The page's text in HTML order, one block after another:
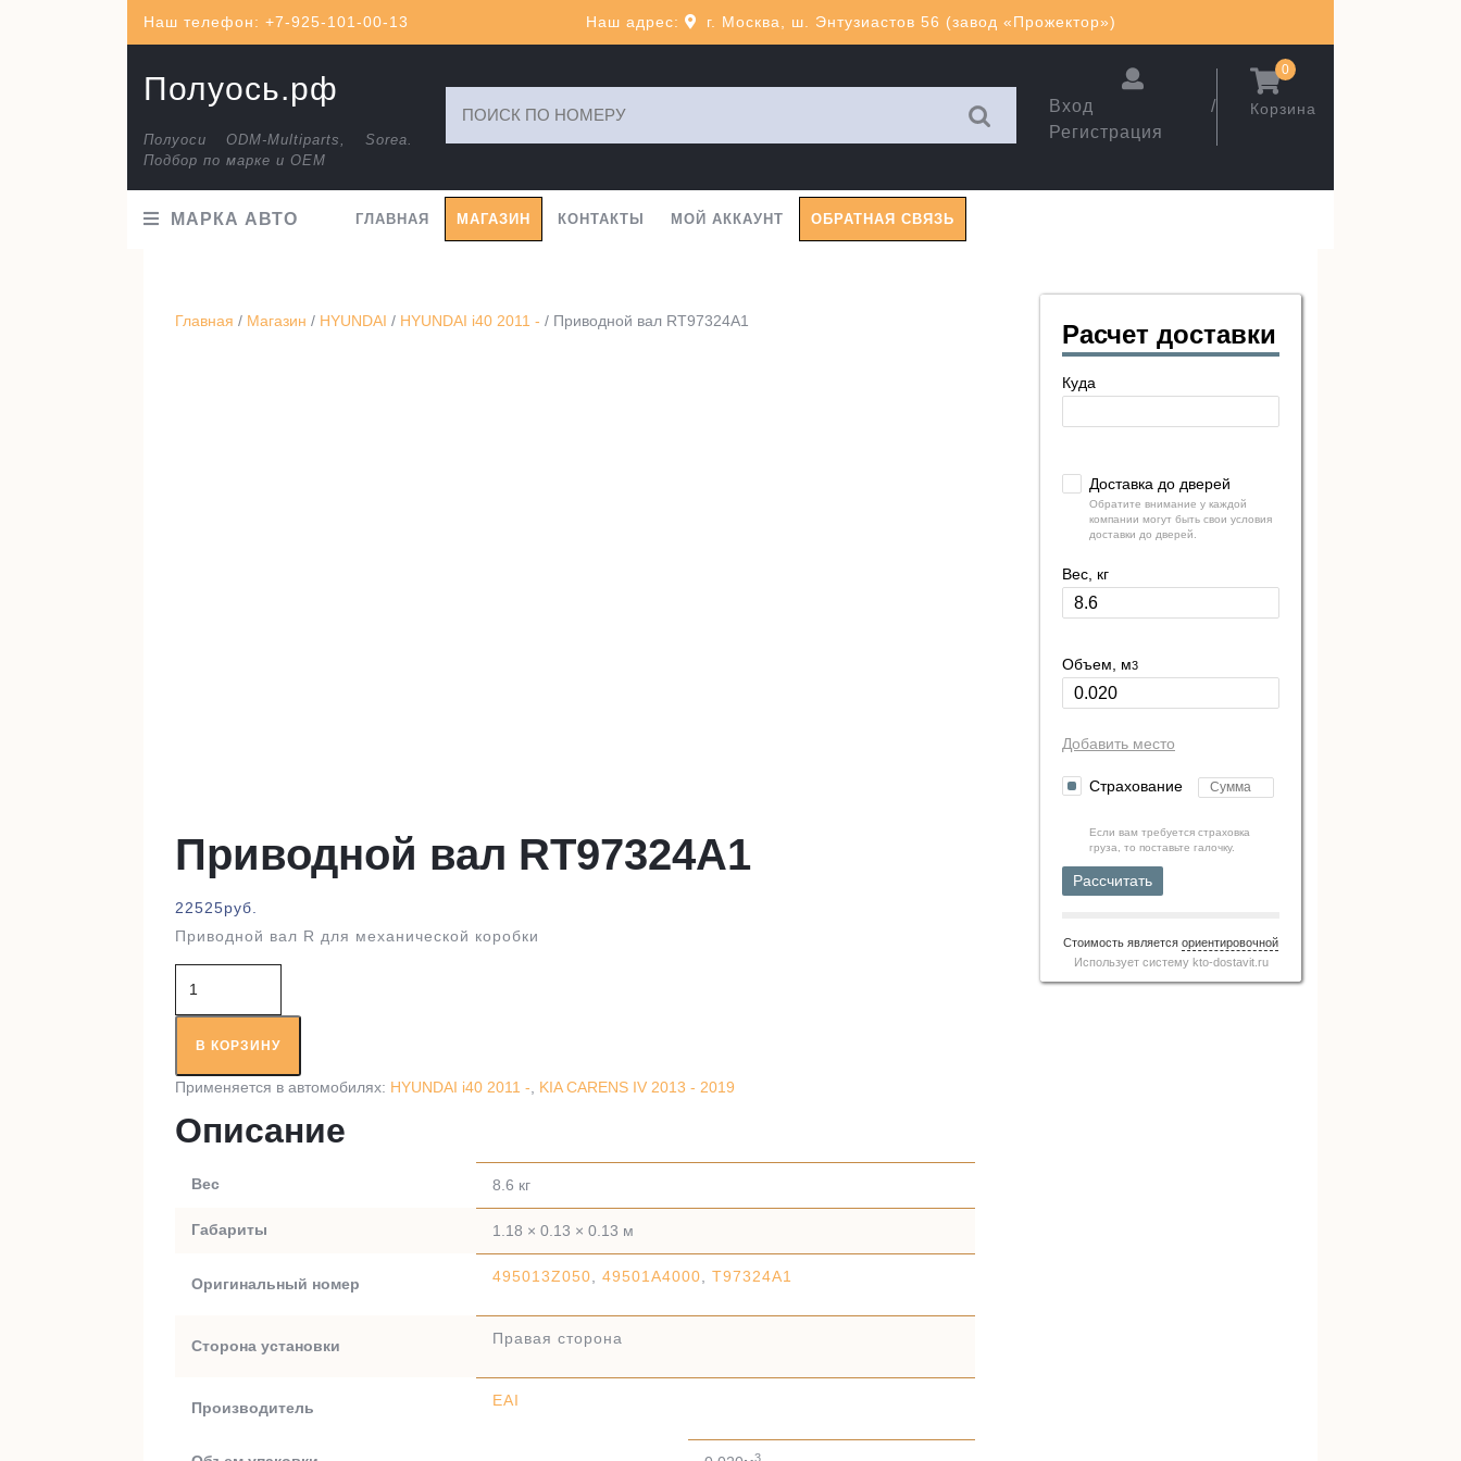
Наш телефон: +7-925-101-00-13 Наш адрес: г. Москва, ш. Энтузиастов 56 (завод «Прожектор»)
Полуось.рф
Полуоси ODM-Multiparts, Sorea.
Подбор по марке и ОЕМ
Вход /
Регистрация
Корзина
0
МАРКА АВТО ГЛАВНАЯ МАГАЗИН КОНТАКТЫ МОЙ АККАУНТ ОБРАТНАЯ СВЯЗЬ
Главная / Магазин / HYUNDAI / HYUNDAI i40 2011 - / Приводной вал RT97324A1
Приводной вал RT97324A1
22525руб.
Приводной вал R для механической коробки
товара
Приводной
валВ КОРЗИНУ
Применяется в автомобилях: HYUNDAI i40 2011 - KIA CARENS IV 2013 - 2019
Описание
Вес 8.6 кг
Габариты 1.18 × 0.13 × 0.13 м
Оригинальный номер 495013Z050 49501A4000 T97324A1
Сторона установки Правая сторона
Производитель EAI
3
Расчет доставки
Куда
Доставка до дверей
Обратите внимание у каждой
компании могут быть свои условия
доставки до дверей.
Вес, кг
Объем, м3
Добавить место
Страхование
Если вам требуется страховка
груза, то поставьте галочку.
Рассчитать
Стоимость является ориентировочной
Использует систему kto-dostavit.ru